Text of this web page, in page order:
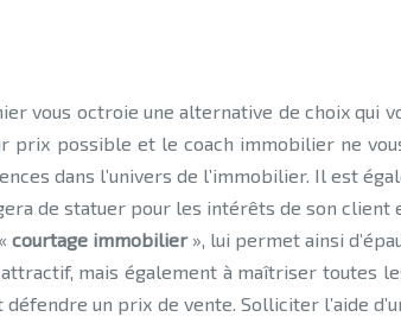
vous octroie une alternative de choix
possible et le coach immobilier ne
dans l’univers de l’immobilier. Il est
de statuer pour les intérêts de son
courtage immobilier», lui permet ainsi
mais également à maîtriser toutes
un prix de vente. Solliciter l’aide